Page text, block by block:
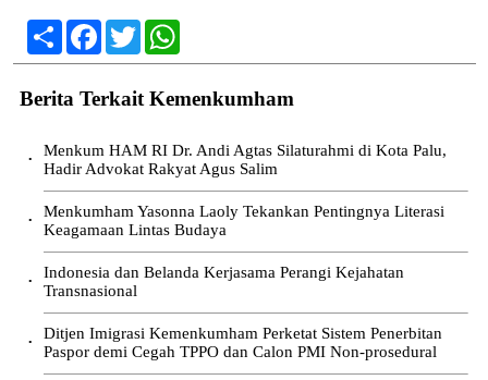
ShareFacebook
TwitterWhatsApp
Berita Terkait Kemenkumham
•
Menkum HAM RI Dr. Andi Agtas Silaturahmi di Kota Palu,
Hadir Advokat Rakyat Agus Salim
•
Menkumham Yasonna Laoly Tekankan Pentingnya Literasi
Keagamaan Lintas Budaya
•
Indonesia dan Belanda Kerjasama Perangi Kejahatan
Transnasional
•
Ditjen Imigrasi Kemenkumham Perketat Sistem Penerbitan
Paspor demi Cegah TPPO dan Calon PMI Non-prosedural